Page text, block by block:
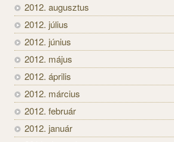
2012. augusztus
2012. július
2012. június
2012. május
2012. április
2012. március
2012. február
2012. január